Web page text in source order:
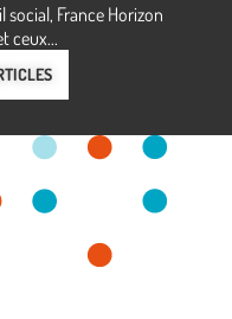
France Horizon
ceux...